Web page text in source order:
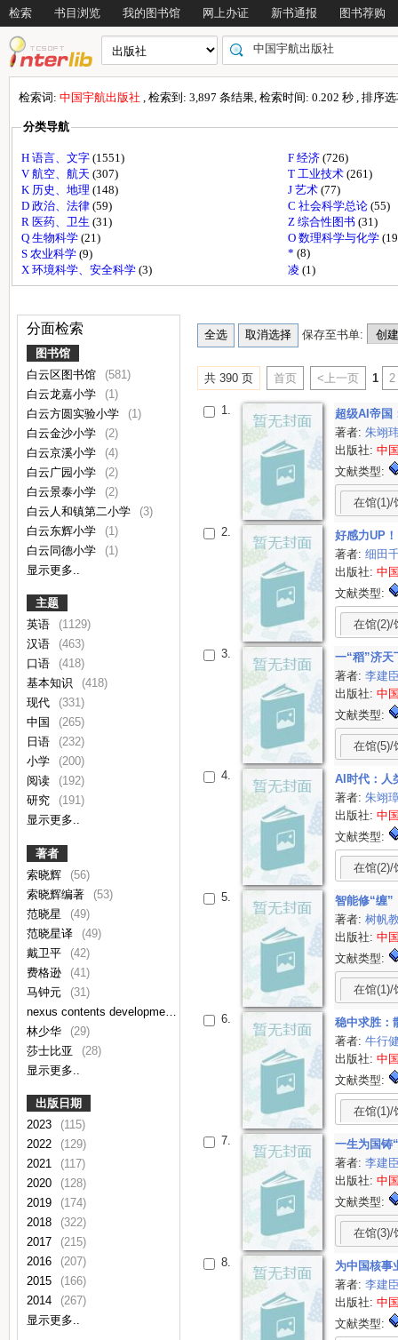
检索 书目浏览 我的图书馆 网上办证 新书通报 图书荐购
检索词: 中国宇航出版社 , 检索到: 3,897 条结果, 检索时间: 0.202 秒 , 排序
分类导航
H 语言、文字 (1551) F 经济 (726)
V 航空、航天 (307) T 工业技术 (261)
K 历史、地理 (148) J 艺术 (77)
D 政治、法律 (59) C 社会科学总论 (55)
R 医药、卫生 (31) Z 综合性图书 (31)
Q 生物科学 (21) O 数理科学与化学
S 农业科学 (9) * (8)
X 环境科学、安全科学 (3) 凌 (1)
分面检索
图书馆
白云区图书馆
(581)
白云龙嘉小学
(1)
白云方圆实验小学
(1)
白云金沙小学
(2)
白云京溪小学
(4)
白云广园小学
(2)
白云景泰小学
(2)
白云人和镇第二小学
(3)
白云东辉小学
(1)
白云同德小学
(1)
显示更多..
主题
英语
(1129)
汉语
(463)
口语
(418)
基本知识
(418)
现代
(331)
中国
(265)
日语
(232)
小学
(200)
阅读
(192)
研究
(191)
显示更多..
著者
索晓辉
(56)
索晓辉编著
(53)
范晓星
(49)
范晓星译
(49)
戴卫平
(42)
费格逊
(41)
马钟元
(31)
nexus contents development team编
(29)
林少华
(29)
莎士比亚
(28)
显示更多..
出版日期
2023
(115)
2022
(129)
2021
(117)
2020
(128)
2019
(174)
2018
(322)
2017
(215)
2016
(207)
2015
(166)
2014
(267)
显示更多..
保存至书单:
共 390 页 首页 <上一页 1 2
1.
超级AI帝国
著者:朱翊
出版社:中
文献类型:
在馆(1)/
2.
好感力UP
著者:细田
出版社:中
文献类型:
在馆(2)/
3.
一“稻”济
著者:李建
出版社:中
文献类型:
在馆(5)/
4.
AI时代：人
著者:朱翊
出版社:中
文献类型:
在馆(2)/
5.
智能修“缠
著者:树帆
出版社:中
文献类型:
在馆(1)/
6.
稳中求胜：
著者:牛行
出版社:中
文献类型:
在馆(1)/
7.
一生为国铸
著者:李建
出版社:中
文献类型:
在馆(3)/
8.
为中国核事
著者:李建
出版社:中
文献类型: